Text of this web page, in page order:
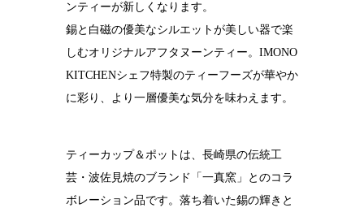
の錫婚式
観光×宿泊プ
ラン
ケア
り組み
ンティーが新しくなります。
錫と白磁の優美なシルエットが美しい器で楽
しむオリジナルアフタヌーンティー。IMONO
KITCHENシェフ特製のティーフーズが華やか
に彩り、より一層優美な気分を味わえます。
ティーカップ＆ポットは、長崎県の伝統工
芸・波佐見焼のブランド「一真窯」とのコラ
ボレーション品です。落ち着いた錫の輝きと